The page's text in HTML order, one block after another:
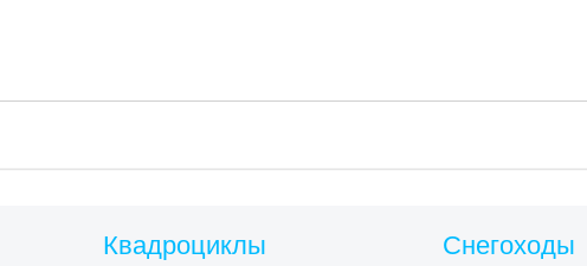
Квадроциклы Снегоходы